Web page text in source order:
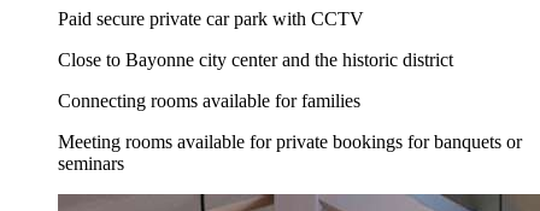
Paid secure private car park with CCTV
Close to Bayonne city center and the historic district
Connecting rooms available for families
Meeting rooms available for private bookings for banquets or
seminars